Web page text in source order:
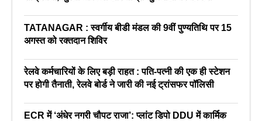
TATANAGAR : स्वर्गीय बीडी मंडल की 9वीं पुण्यतिथि पर 15
अगस्त को रक्तदान शिविर
रेलवे कर्मचारियों के लिए बड़ी राहत : पति-पत्नी की एक ही स्टेशन
पर होगी तैनाती, रेलवे बोर्ड ने जारी की नई ट्रांसफर पॉलिसी
ECR में ‘अंधेर नगरी चौपट राजा’: प्लांट डिपो DDU में कार्मिक